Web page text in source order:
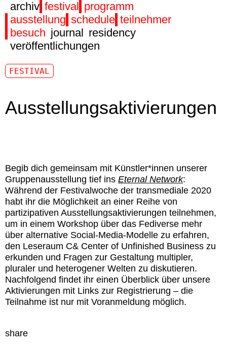
archiv festival programm
ausstellung schedule teilnehmer
besuch journal residency
veröffentlichungen
FESTIVAL
Ausstellungsaktivierungen
Begib dich gemeinsam mit Künstler*innen unserer
Gruppenausstellung tief ins Eternal Network:
Während der Festivalwoche der transmediale 2020
habt ihr die Möglichkeit an einer Reihe von
partizipativen Ausstellungsaktivierungen teilnehmen,
um in einem Workshop über das Fediverse mehr
über alternative Social-Media-Modelle zu erfahren,
den Leseraum C& Center of Unfinished Business zu
erkunden und Fragen zur Gestaltung multipler,
pluraler und heterogener Welten zu diskutieren.
Nachfolgend findet ihr einen Überblick über unsere
Aktivierungen mit Links zur Registrierung – die
Teilnahme ist nur mit Voranmeldung möglich.
share